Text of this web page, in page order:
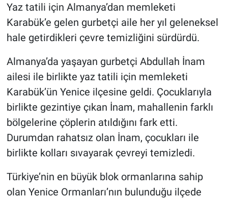
Yaz tatili için Almanya’dan memleketi
Karabük’e gelen gurbetçi aile her yıl geleneksel
hale getirdikleri çevre temizliğini sürdürdü.
Almanya’da yaşayan gurbetçi Abdullah İnam
ailesi ile birlikte yaz tatili için memleketi
Karabük’ün Yenice ilçesine geldi. Çocuklarıyla
birlikte gezintiye çıkan İnam, mahallenin farklı
bölgelerine çöplerin atıldığını fark etti.
Durumdan rahatsız olan İnam, çocukları ile
birlikte kolları sıvayarak çevreyi temizledi.
Türkiye’nin en büyük blok ormanlarına sahip
olan Yenice Ormanları’nın bulunduğu ilçede